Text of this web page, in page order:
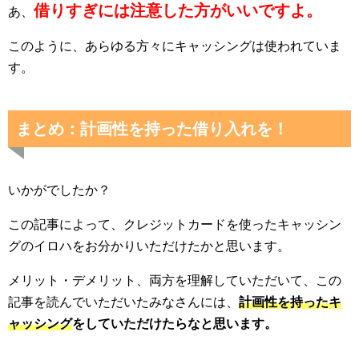
あ、 借りすぎには注意した方がいいですよ。
このように、あらゆる方々にキャッシングは使われていま
す。
まとめ：計画性を持った借り入れを！
いかがでしたか？
この記事によって、クレジットカードを使ったキャッシン
グのイロハをお分かりいただけたかと思います。
メリット・デメリット、両方を理解していただいて、この
記事を読んでいただいたみなさんには、 計画性を持ったキ
ャッシングをしていただけたらなと思います。